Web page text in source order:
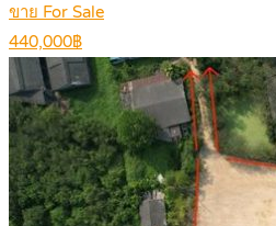
ขาย For Sale
440,000฿